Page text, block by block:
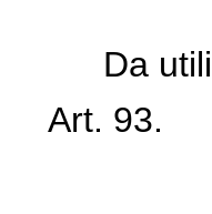
Da
Art. 93.